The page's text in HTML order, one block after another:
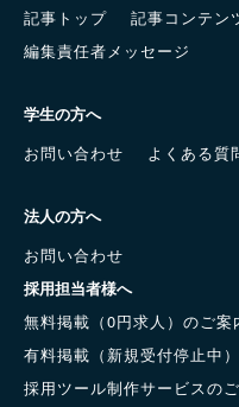
記事トップ
記事コンテン
編集責任者メッセージ
学生の方へ
お問い合わせ
よくある質
法人の方へ
お問い合わせ
採用担当者様へ
無料掲載（0円求人）のご案
有料掲載（新規受付停止中
採用ツール制作サービスの